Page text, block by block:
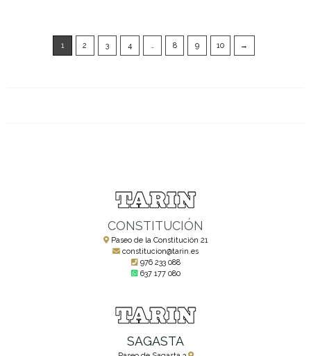
1 2 3 4 8 9 10 →
CONSTITUCIÓN
Paseo de la Constitución 21
constitucion@tarin.es
976 233 088
637 177 080
SAGASTA